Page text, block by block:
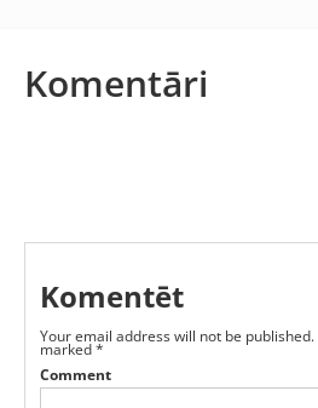
Komentāri
Komentēt
Your email address will not be published.
marked*
Comment